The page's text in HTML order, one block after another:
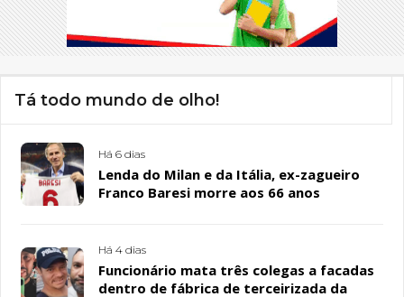
Tá todo mundo de olho!
Há 6 dias
Lenda do Milan e da Itália, ex-zagueiro
Franco Baresi morre aos 66 anos
Há 4 dias
Funcionário mata três colegas a facadas
dentro de fábrica de terceirizada da